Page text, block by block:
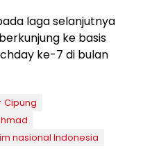
laga selanjutnya
ke basis
ke-7 di bulan
Cipung
nasional Indonesia